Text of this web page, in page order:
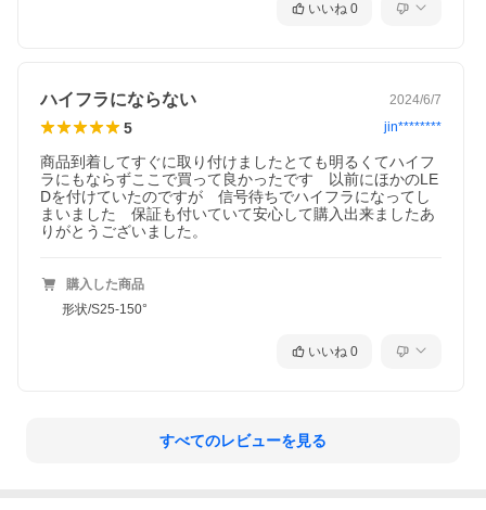
いいね 0
ハイフラにならない 2024/6/7
5 jin********
商品到着してすぐに取り付けましたとても明るくてハイフ
ラにもならずここで買って良かったです　以前にほかのLE
Dを付けていたのですが　信号待ちでハイフラになってし
まいました　保証も付いていて安心して購入出来ましたあ
りがとうございました。
購入した商品
形状/S25-150°
いいね 0
すべてのレビューを見る